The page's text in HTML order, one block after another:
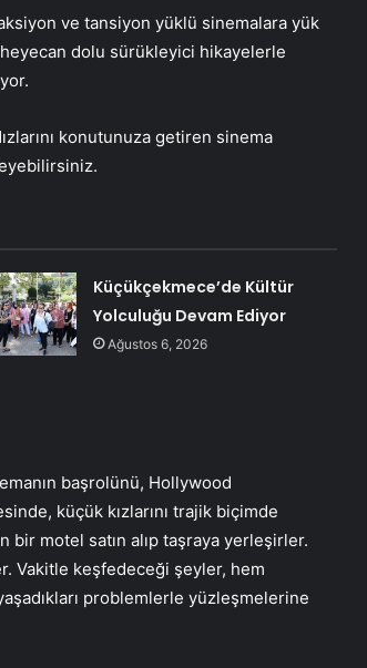
ve tansiyon yüklü sinemalara yük
dolu sürükleyici hikayelerle
konutunuza getiren sinema
Küçükçekmece’de Kültür
Yolculuğu Devam Ediyor
Ağustos 6, 2026
başrolünü, Hollywood
küçük kızlarını trajik biçimde
bir motel satın alıp taşraya yerleşirler.
Vakitle keşfedeceği şeyler, hem
problemlerle yüzleşmelerine